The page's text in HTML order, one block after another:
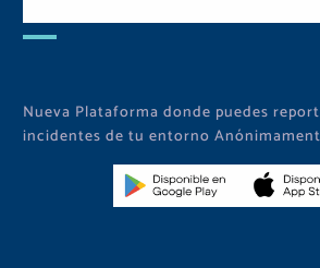
Nueva Plataforma donde puedes
incidentes de tu entorno